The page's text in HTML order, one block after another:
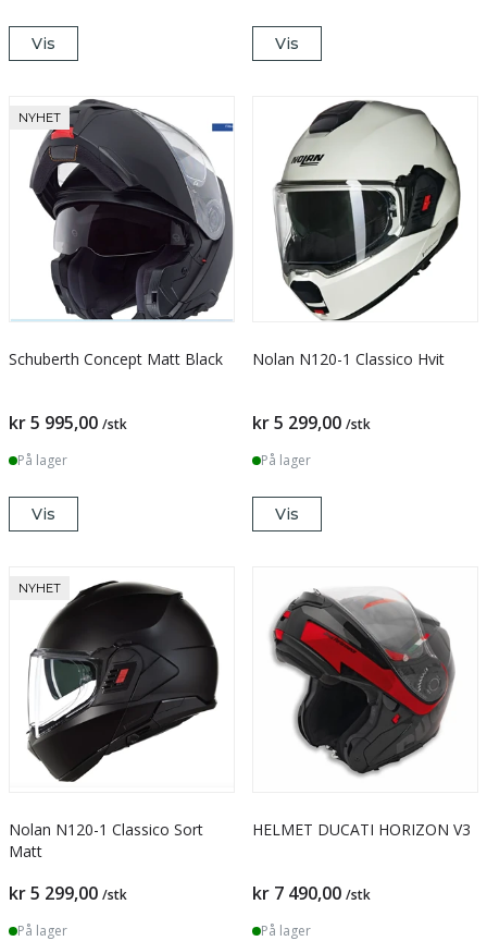
Vis Vis
NYHET
Schuberth Concept Matt Black
kr 5 995,00 /stk
På lager
Vis
Nolan N120-1 Classico Hvit
kr 5 299,00 /stk
På lager
Vis
NYHET
Nolan N120-1 Classico Sort
Matt
kr 5 299,00 /stk
På lager
HELMET DUCATI HORIZON V3
kr 7 490,00 /stk
På lager